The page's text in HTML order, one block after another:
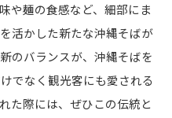
や麺の食感など、細部にま
活かした新たな沖縄そばが
のバランスが、沖縄そばを
でなく観光客にも愛される
た際には、ぜひこの伝統と